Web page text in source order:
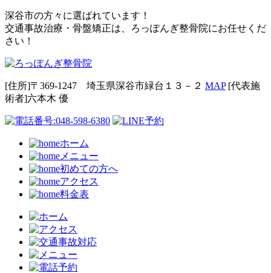
深谷市の方々に選ばれています！
交通事故治療・骨盤矯正は、ろっぽんぎ整骨院にお任せくだ
さい！
[住所]〒369-1247 埼玉県深谷市緑台１３－２ MAP[代表施
術者]六本⽊ 優
ホーム
メニュー
初めての方へ
アクセス
料金表